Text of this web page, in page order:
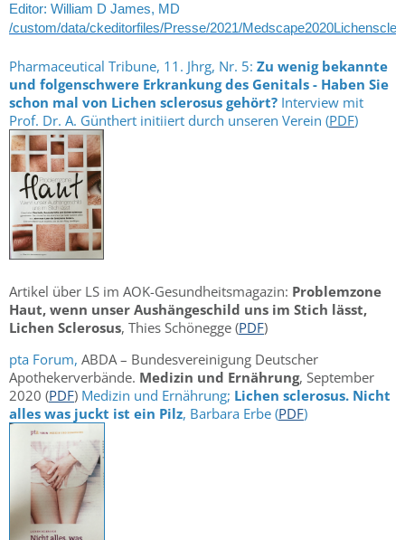
Editor: William D James, MD
/custom/data/ckeditorfiles/Presse/2021/
Pharmaceutical Tribune, 11. Jhrg, Nr. 5: Zu wenig bekannte
und folgenschwere Erkrankung des Genitals - Haben Sie
schon mal von Lichen sclerosus gehört? Interview mit
Prof. Dr. A. Günthert initiiert durch unseren Verein (PDF)
Artikel über LS im AOK-Gesundheitsmagazin: Problemzone
Haut, wenn unser Aushängeschild uns im Stich lässt,
Lichen Sclerosus, Thies Schönegge (PDF)
pta Forum, ABDA – Bundesvereinigung Deutscher
Apothekerverbände. Medizin und Ernährung, September
2020 (PDF) Medizin und Ernährung; Lichen sclerosus. Nicht
alles was juckt ist ein Pilz, Barbara Erbe (PDF)